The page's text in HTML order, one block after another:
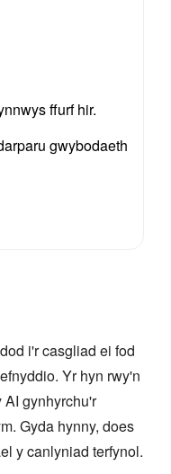
ffurf hir.
gwybodaeth
i'r casgliad ei fod
Yr hyn rwy'n
gynhyrchu'r
Gyda hynny, does
y canlyniad terfynol.